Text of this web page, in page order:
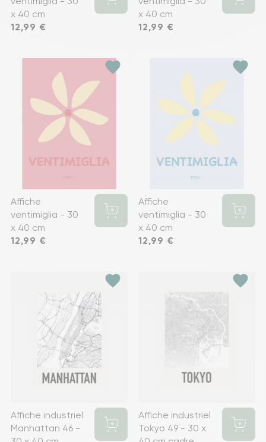
x 40 cm
Prix
12,99 €
x 40 cm
Prix
12,99 €
favorite
Affiche
ventimiglia - 30
x 40 cm
Prix
12,99 €
favorite
Affiche
ventimiglia - 30
x 40 cm
Prix
12,99 €
favorite
Affiche industriel
Manhattan 46 -
favorite
Affiche industriel
Tokyo 49 - 30 x